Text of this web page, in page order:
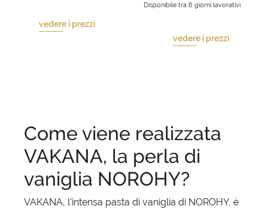
vedere i prezzi
Disponibile tra 6 giorni lavorativi.
vedere i prezzi
Come viene realizzata
VAKANA, la perla di
vaniglia NOROHY?
VAKANA, l'intensa pasta di vaniglia di NOROHY, è